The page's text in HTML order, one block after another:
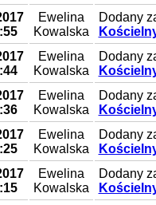
Ewelina
Kowalska
Dodany
Ewelina
Kowalska
Dodany
Ewelina
Kowalska
Dodany
Ewelina
Kowalska
Dodany
Ewelina
Kowalska
Dodany